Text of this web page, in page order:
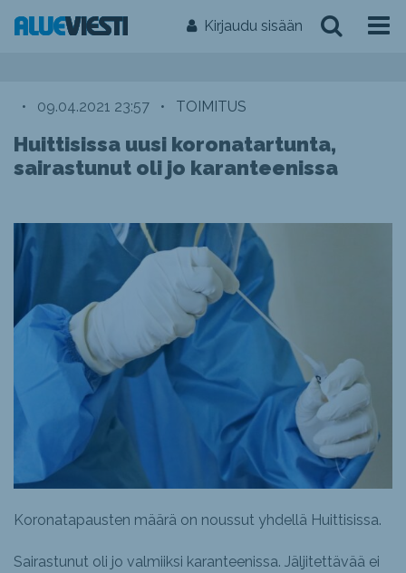
Kirjaudu sisään
• 09.04.2021 23:57 • TOIMITUS
Huittisissa uusi koronatartunta,
sairastunut oli jo karanteenissa
Koronatapausten määrä on noussut yhdellä Huittisissa.
Sairastunut oli jo valmiiksi karanteenissa. Jäljitettävää ei